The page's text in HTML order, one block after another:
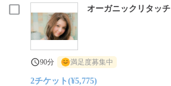
オーガニックリタッチ
90分 満足度募集中
2チケット(¥5,775)